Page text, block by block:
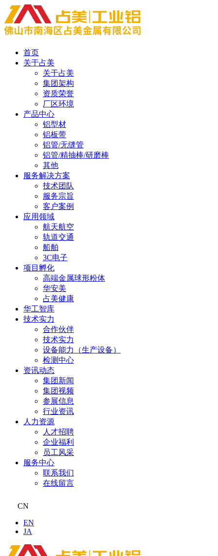
首页
关于占美
关于占美
集团架构
资质荣誉
厂区环境
产品中心
铝型材
铝板带
铝管/无缝管
铝管/精抽棒/研磨棒
其他
服务解决方案
技术团队
服务宗旨
客户案例
应用领域
航天航空
轨道交通
船舶
3C电子
项目孵化
高端金属球形粉体
华安美
占美健康
华工智库
技术实力
合作伙伴
技术实力
设备能力（生产设备）
检测中心
资讯动态
集团新闻
集团视频
参展信息
行业资讯
人力资源
人才招聘
企业福利
员工风采
服务中心
联系我们
在线留言
CN
EN
JA